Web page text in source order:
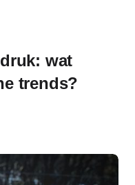
wat
trends?